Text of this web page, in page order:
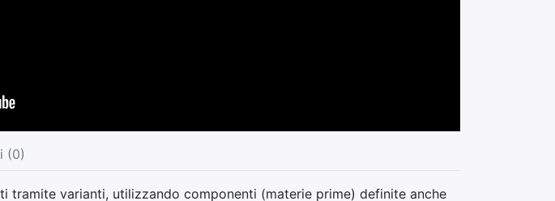
(0)
tramite varianti, utilizzando componenti (materie prime) definite anche